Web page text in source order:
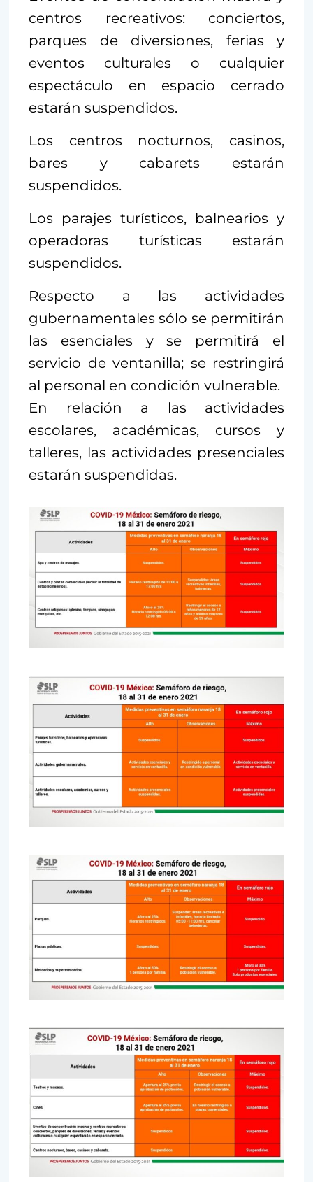
centros recreativos: conciertos,
parques de diversiones, ferias y
eventos culturales o cualquier
espectáculo en espacio cerrado
estarán suspendidos.
Los centros nocturnos, casinos,
bares y cabarets estarán
suspendidos.
Los parajes turísticos, balnearios y
operadoras turísticas estarán
suspendidos.
Respecto a las actividades
gubernamentales sólo se permitirán
las esenciales y se permitirá el
servicio de ventanilla; se restringirá
al personal en condición vulnerable.
En relación a las actividades
escolares, académicas, cursos y
talleres, las actividades presenciales
estarán suspendidas.